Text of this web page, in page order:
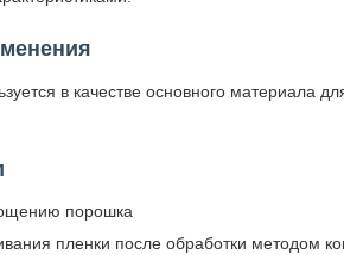
в качестве основного материала
порошка
пленки после обработки методом